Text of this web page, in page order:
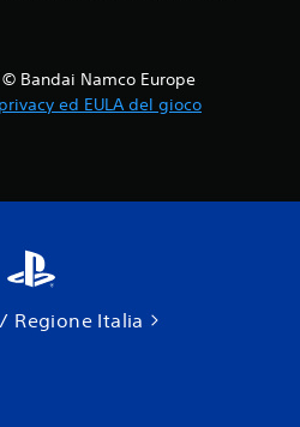
Bandai Namco Europe
ed EULA del gioco
Regione Italia